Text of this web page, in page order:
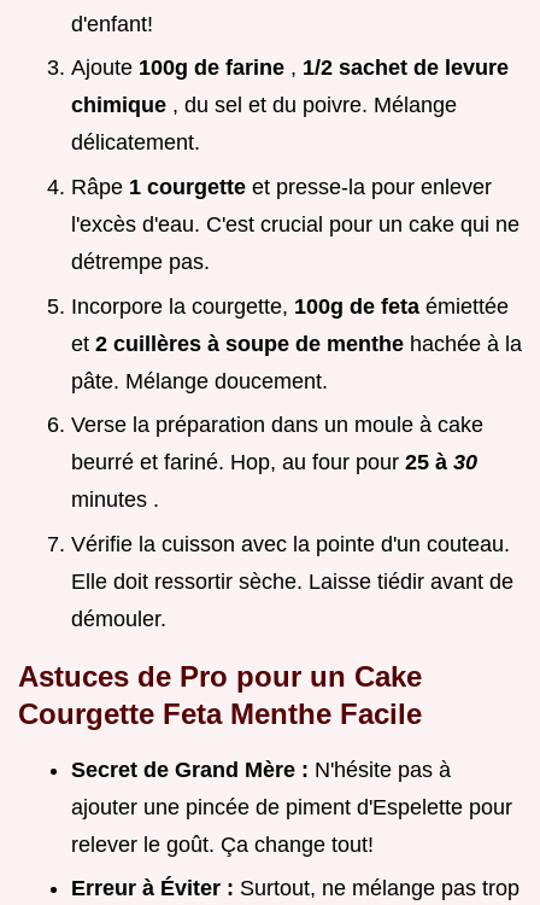
d'enfant!
Ajoute 100g de farine , 1/2 sachet de levure
chimique , du sel et du poivre. Mélange
délicatement.
Râpe 1 courgette et presse-la pour enlever
l'excès d'eau. C'est crucial pour un cake qui ne
détrempe pas.
Incorpore la courgette, 100g de feta émiettée
et 2 cuillères à soupe de menthe hachée à la
pâte. Mélange doucement.
Verse la préparation dans un moule à cake
beurré et fariné. Hop, au four pour 25 à 30
minutes .
Vérifie la cuisson avec la pointe d'un couteau.
Elle doit ressortir sèche. Laisse tiédir avant de
démouler.
Astuces de Pro pour un Cake
Courgette Feta Menthe Facile
Secret de Grand Mère : N'hésite pas à
ajouter une pincée de piment d'Espelette pour
relever le goût. Ça change tout!
Erreur à Éviter : Surtout, ne mélange pas trop